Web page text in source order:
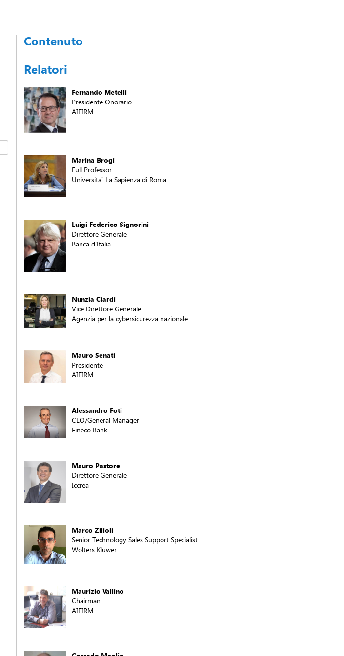
Contenuto
Relatori
Fernando Metelli
Presidente Onorario
AIFIRM
Marina Brogi
Full Professor
Universita` La Sapienza di Roma
Luigi Federico Signorini
Direttore Generale
Banca d'Italia
Nunzia Ciardi
Vice Direttore Generale
Agenzia per la cybersicurezza nazionale
Mauro Senati
Presidente
AIFIRM
Alessandro Foti
CEO/General Manager
Fineco Bank
Mauro Pastore
Direttore Generale
Iccrea
Marco Zilioli
Senior Technology Sales Support Specialist
Wolters Kluwer
Maurizio Vallino
Chairman
AIFIRM